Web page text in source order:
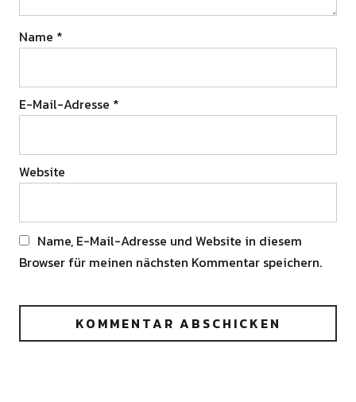
Name *
E-Mail-Adresse *
Website
Name, E-Mail-Adresse und Website in diesem
Browser für meinen nächsten Kommentar speichern.